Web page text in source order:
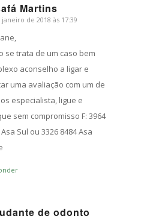
Martins
de 2018 às 17:39
se trata de um caso bem
aconselho a ligar e
uma avaliação com um de
especialista, ligue e
sem compromisso F: 3964
Sul ou 3326 8484 Asa
de odonto